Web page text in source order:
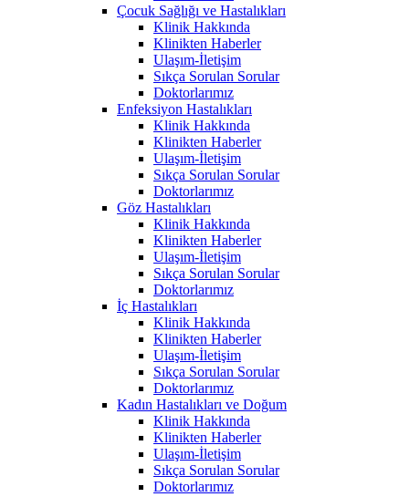
Çocuk Sağlığı ve Hastalıkları
Klinik Hakkında
Klinikten Haberler
Ulaşım-İletişim
Sıkça Sorulan Sorular
Doktorlarımız
Enfeksiyon Hastalıkları
Klinik Hakkında
Klinikten Haberler
Ulaşım-İletişim
Sıkça Sorulan Sorular
Doktorlarımız
Göz Hastalıkları
Klinik Hakkında
Klinikten Haberler
Ulaşım-İletişim
Sıkça Sorulan Sorular
Doktorlarımız
İç Hastalıkları
Klinik Hakkında
Klinikten Haberler
Ulaşım-İletişim
Sıkça Sorulan Sorular
Doktorlarımız
Kadın Hastalıkları ve Doğum
Klinik Hakkında
Klinikten Haberler
Ulaşım-İletişim
Sıkça Sorulan Sorular
Doktorlarımız